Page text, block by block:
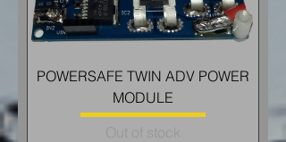
POWERSAFE TWIN ADV POWER
MODULE
Out of stock